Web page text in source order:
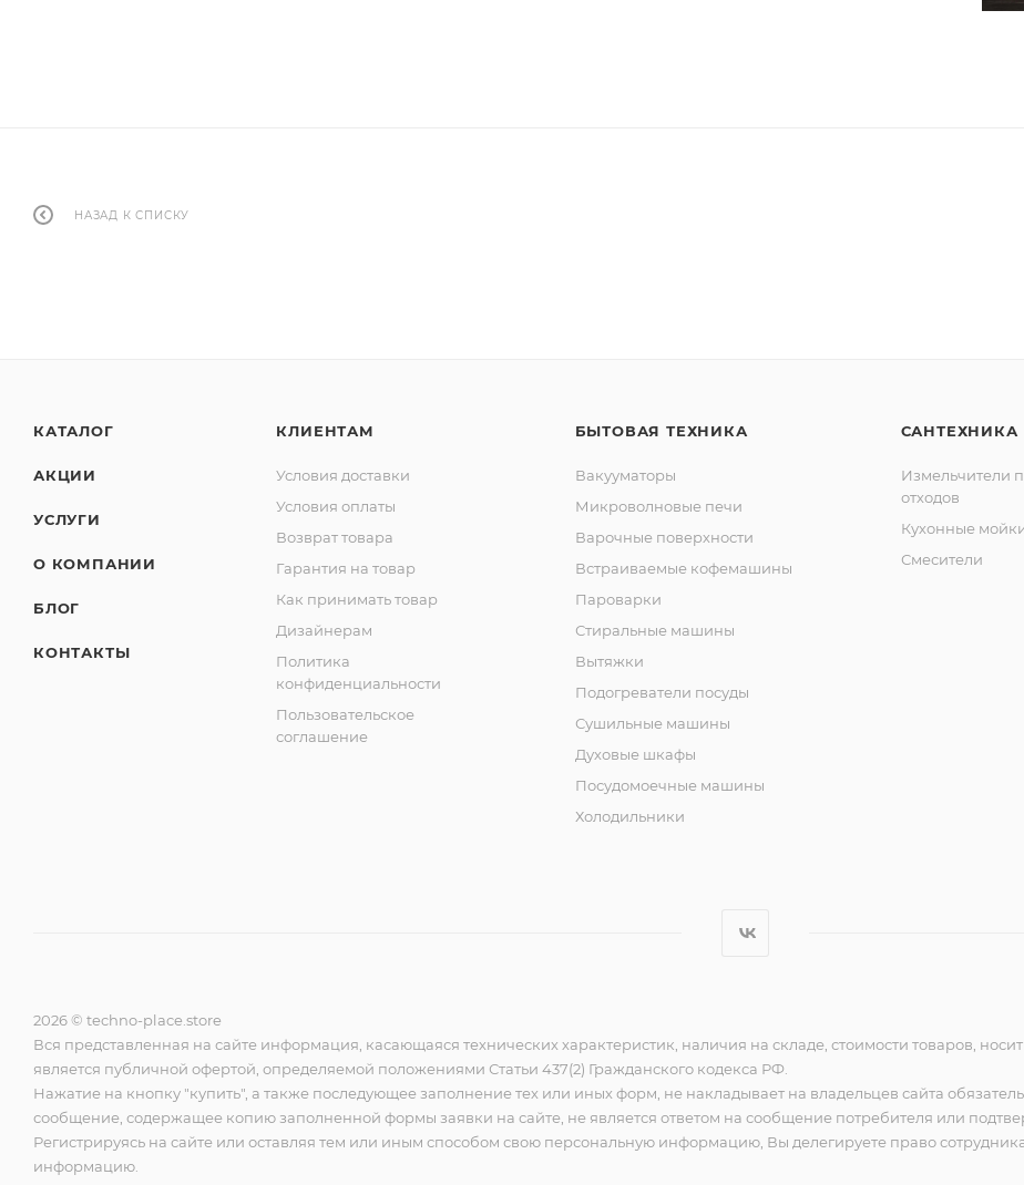
НАЗАД К СПИСКУ
КАТАЛОГ
АКЦИИ
УСЛУГИ
О КОМПАНИИ
БЛОГ
КОНТАКТЫ
КЛИЕНТАМ
Условия доставки
Условия оплаты
Возврат товара
Гарантия на товар
Как принимать товар
Дизайнерам
Политика
конфиденциальности
Пользовательское
соглашение
БЫТОВАЯ ТЕХНИКА
Вакууматоры
Микроволновые печи
Варочные поверхности
Встраиваемые кофемашины
Пароварки
Стиральные машины
Вытяжки
Подогреватели посуды
Сушильные машины
Духовые шкафы
Посудомоечные машины
Холодильники
САНТЕХНИКА
Измельчители
отходов
Кухонные
Смесители
2026 © techno-place.store
Вся представленная на сайте информация, касающаяся технических характеристик, наличия на складе, стоимости товаров,
является публичной офертой, определяемой положениями Статьи 437(2) Гражданского кодекса РФ.
Нажатие на кнопку "купить", а также последующее заполнение тех или иных форм, не накладывает на владельцев сайта
сообщение, содержащее копию заполненной формы заявки на сайте, не является ответом на сообщение потребителя или
Регистрируясь на сайте или оставляя тем или иным способом свою персональную информацию, Вы делегируете право
информацию.